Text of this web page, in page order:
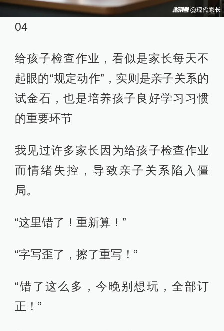
04
给孩子检查作业，看似是家长每天不
起眼的“规定动作”，实则是亲子关系的
试金石，也是培养孩子良好学习习惯
的重要环节
我见过许多家长因为给孩子检查作业
而情绪失控，导致亲子关系陷入僵
局。
“这里错了！重新算！”
“字写歪了，擦了重写！”
“错了这么多，今晚别想玩，全部订
正！”